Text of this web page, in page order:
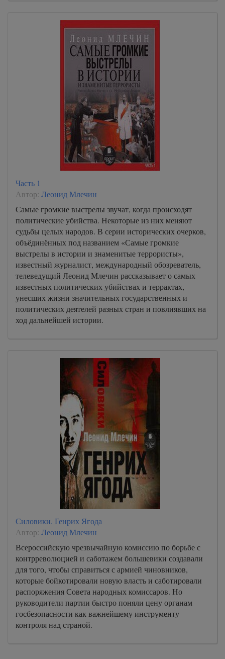
Часть 1
Автор: Леонид Млечин
Самые громкие выстрелы звучат, когда происходят
политические убийства. Некоторые из них меняют
судьбы целых народов. В серии исторических очерков,
объёдинённых под названием «Самые громкие
выстрелы в истории и знаменитые террористы»,
известный журналист, международный обозреватель,
телеведущий Леонид Млечин рассказывает о самых
известных политических убийствах и террактах,
унесших жизни значительных государственных и
политических деятелей разных стран и повлиявших на
ход дальнейшей истории.
Силовики. Генрих Ягода
Автор: Леонид Млечин
Всероссийскую чрезвычайную комиссию по борьбе с
контрреволюцией и саботажем большевики создавали
для того, чтобы справиться с армией чиновников,
которые бойкотировали новую власть и саботировали
распоряжения Совета народных комиссаров. Но
руководители партии быстро поняли цену органам
госбезопасности как важнейшему инструменту
контроля над страной.